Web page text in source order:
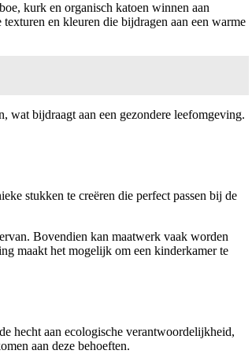
kurk en organisch katoen winnen aan
en kleuren die bijdragen aan een warme
wat bijdraagt aan een gezondere leefomgeving.
stukken te creëren die perfect passen bij de
Bovendien kan maatwerk vaak worden
maakt het mogelijk om een kinderkamer te
hecht aan ecologische verantwoordelijkheid,
aan deze behoeften.